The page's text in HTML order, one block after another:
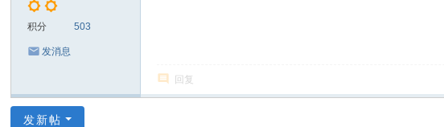
积分 503
发消息
回复
发新帖